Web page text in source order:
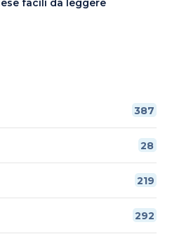
facili da leggere
387
28
219
292